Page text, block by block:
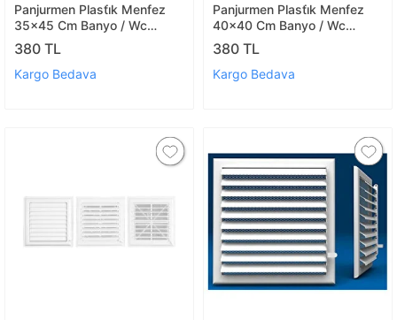
Panjurmen Plasti̇k Menfez
35x45 Cm Banyo / Wc
Havalandirma Menfez
380 TL
Kargo Bedava
Panjurmen Plasti̇k Menfez
40x40 Cm Banyo / Wc
Havalandirma Menfez
380 TL
Kargo Bedava